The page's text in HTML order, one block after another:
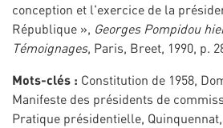
conception et l'exercice de la
République », Georges Pompidou
Témoignages, Paris, Breet, 1990, p.
Mots-clés : Constitution de 1958,
Manifeste des présidents de
Pratique présidentielle,